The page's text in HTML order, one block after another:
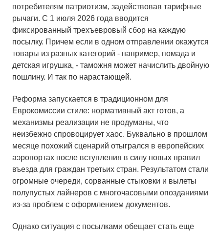
потребителям патриотизм, задействовав тарифные
рычаги. С 1 июля 2026 года вводится
фиксированный трехъевровый сбор на каждую
посылку. Причем если в одном отправлении окажутся
товары из разных категорий - например, помада и
детская игрушка, - таможня может начислить двойную
пошлину. И так по нарастающей.
Реформа запускается в традиционном для
Еврокомиссии стиле: нормативный акт готов, а
механизмы реализации не продуманы, что
неизбежно спровоцирует хаос. Буквально в прошлом
месяце похожий сценарий отыгрался в европейских
аэропортах после вступления в силу новых правил
въезда для граждан третьих стран. Результатом стали
огромные очереди, сорванные стыковки и вылеты
полупустых лайнеров с многочасовыми опозданиями
из-за проблем с оформлением документов.
Однако ситуация с посылками обещает стать еще